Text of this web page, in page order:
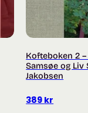
Kofteboken 2
Samsøe og Liv
Jakobsen
389 kr